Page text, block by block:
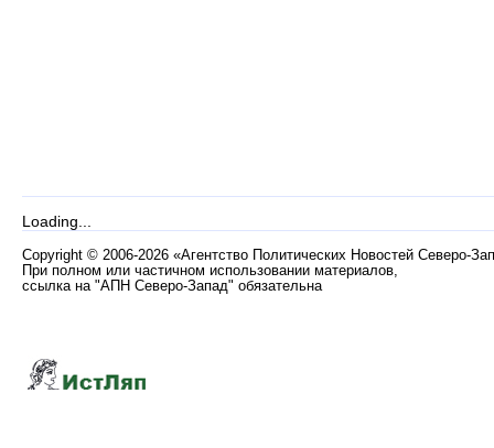
Loading...
Copyright © 2006-2026 «Агентство Политических Новостей Северо-
При полном или частичном использовании материалов,
ссылка на "АПН Северо-Запад" обязательна